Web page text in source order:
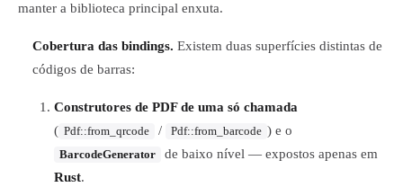
manter a biblioteca principal enxuta.
Cobertura das bindings. Existem duas superfícies distintas de
códigos de barras:
Construtores de PDF de uma só chamada
( Pdf::from_qrcode / Pdf::from_barcode ) e o
BarcodeGenerator
de baixo nível — expostos apenas em
Rust.